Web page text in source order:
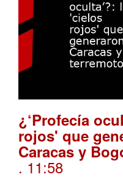
¿‘Profecía
rojos' que
Caracas y
. 11:58